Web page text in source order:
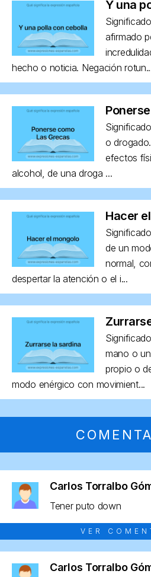
Y una
afirmado
hecho o noticia. Negación
o
efectos
alcohol, de una droga ...
Hacer
de un
normal,
despertar la atención o el i...
mano o
propio o
modo enérgico con movimient...
Carlos Torralbo
Tener puto down
VER
Carlos Torralbo